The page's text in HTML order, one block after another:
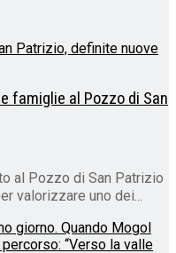
famiglie al Pozzo di San
al Pozzo di San Patrizio
valorizzare uno dei...